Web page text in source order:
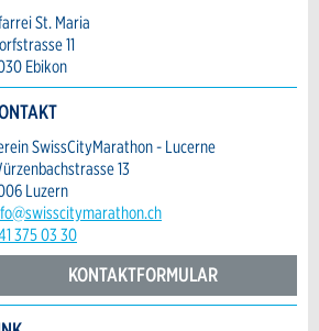
St. Maria
11
Ebikon
SwissCityMarathon - Lucerne
13
Luzern
375 03 30
KONTAKTFORMULAR